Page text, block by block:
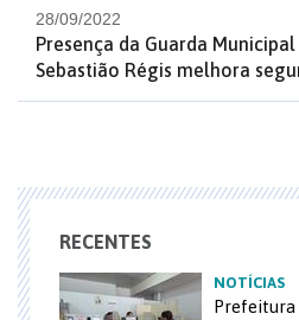
28/09/2022
Presença da Guarda
Sebastião Régis melhora
RECENTES
NOTÍCIAS